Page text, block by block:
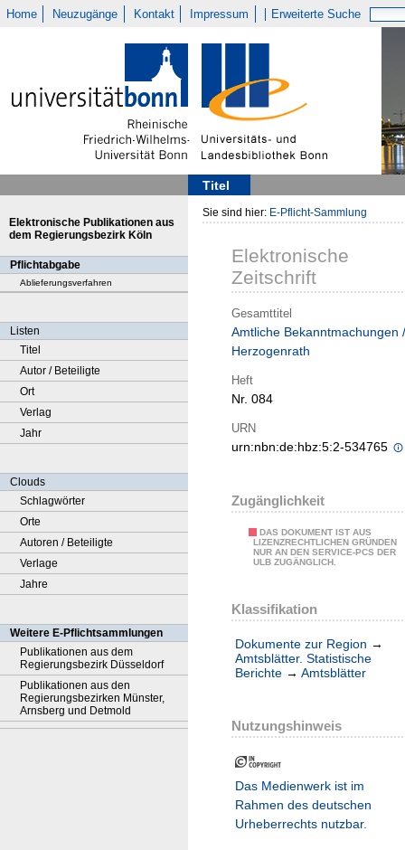
Home Neuzugänge Kontakt Impressum Erweiterte Suche
Titel
Elektronische Publikationen aus
dem Regierungsbezirk Köln
Pflichtabgabe
Ablieferungsverfahren
Listen
Titel
Autor / Beteiligte
Ort
Verlag
Jahr
Clouds
Schlagwörter
Orte
Autoren / Beteiligte
Verlage
Jahre
Weitere E-Pflichtsammlungen
Publikationen aus dem
Regierungsbezirk Düsseldorf
Publikationen aus den
Regierungsbezirken Münster,
Arnsberg und Detmold
Sie sind hier: E-Pflicht-Sammlung
Elektronische
Zeitschrift
Gesamttitel
Amtliche Bekanntmachungen /
Herzogenrath
Heft
Nr. 084
URN
urn:nbn:de:hbz:5:2-534765
Zugänglichkeit
DAS DOKUMENT IST AUS
LIZENZRECHTLICHEN GRÜNDEN
NUR AN DEN SERVICE-PCS DER
ULB ZUGÄNGLICH.
Klassifikation
Dokumente zur Region →
Amtsblätter. Statistische
Berichte → Amtsblätter
Nutzungshinweis
Das Medienwerk ist im
Rahmen des deutschen
Urheberrechts nutzbar.